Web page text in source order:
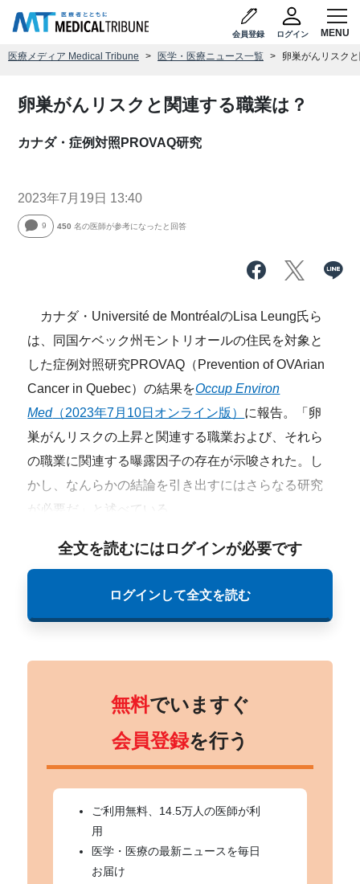
会員登録 ログイン
医療メディア Medical Tribune 医学・医療ニュース一覧 卵巣がんリスク
卵巣がんリスクと関連する職業は？
カナダ・症例対照PROVAQ研究
2023年7月19日 13:40
9 450 名の医師が参考になったと回答
カナダ・Université de MontréalのLisa Leung氏ら
は、同国ケベック州モントリオールの住民を対象と
した症例対照研究PROVAQ（Prevention of OVArian
Cancer in Quebec）の結果をOccup Environ
Med（2023年7月10日オンライン版） に報告。「卵
巣がんリスクの上昇と関連する職業および、それら
の職業に関連する曝露因子の存在が示唆された。し
かし、なんらかの結論を引き出すにはさらなる研究
が必要だ」と述べている。
全文を読むにはログインが必要です
ログインして全文を読む
無料でいますぐ
会員登録を行う
ご利用無料、14.5万人の医師が利
用
医学・医療の最新ニュースを毎日
お届け